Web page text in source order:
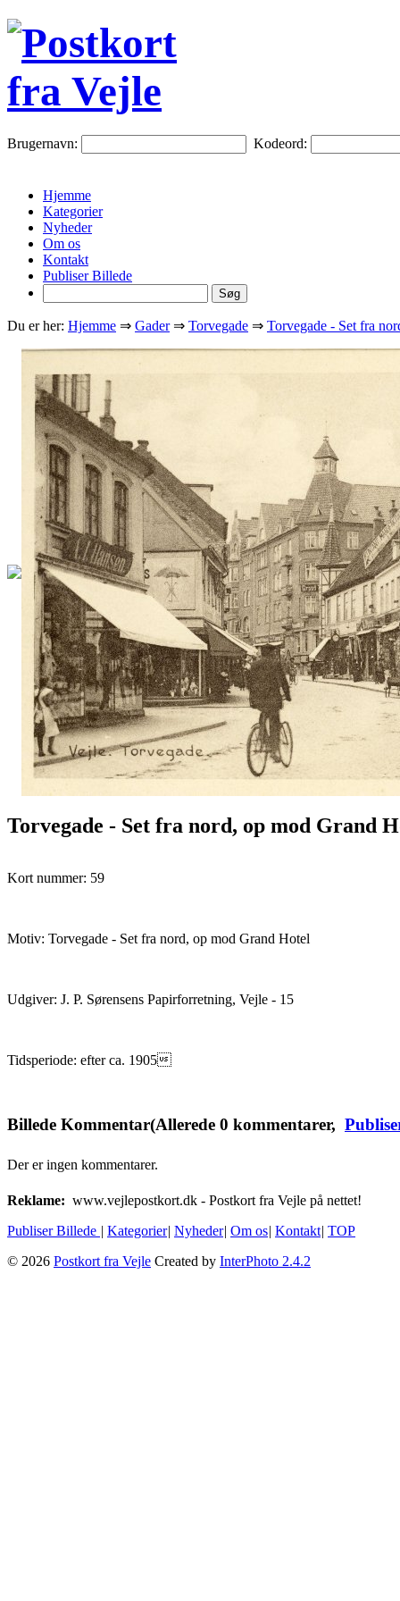
Brugernavn: Kodeord:
Hjemme
Kategorier
Nyheder
Om os
Kontakt
Publiser Billede
Du er her: Hjemme ⇒ Gader⇒ Torvegade ⇒ Torvegade - Set fra
Torvegade - Set fra nord, op mod Grand
Kort nummer: 59
Motiv: Torvegade - Set fra nord, op mod Grand Hotel
Udgiver: J. P. Sørensens Papirforretning, Vejle - 15
Tidsperiode: efter ca. 1905
Billede Kommentar(Allerede 0 kommentarer,
Der er ingen kommentarer.
Reklame: www.vejlepostkort.dk - Postkort fra Vejle på nettet!
Publiser Billede | Kategorier| Nyheder| Om os| Kontakt| TOP
© 2026 Postkort fra Vejle Created by InterPhoto 2.4.2